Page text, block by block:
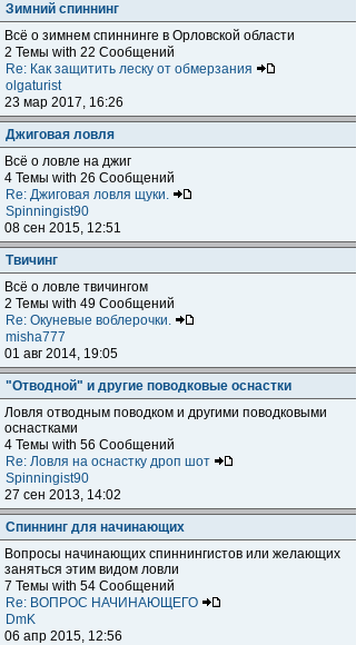
Зимний спиннинг
Всё о зимнем спиннинге в Орловской области
2 Темы with 22 Сообщений
Re: Как защитить леску от обмерзания
olgaturist
23 мар 2017, 16:26
Джиговая ловля
Всё о ловле на джиг
4 Темы with 26 Сообщений
Re: Джиговая ловля щуки.
Spinningist90
08 сен 2015, 12:51
Твичинг
Всё о ловле твичингом
2 Темы with 49 Сообщений
Re: Окуневые воблерочки.
misha777
01 авг 2014, 19:05
"Отводной" и другие поводковые оснастки
Ловля отводным поводком и другими поводковыми
оснастками
4 Темы with 56 Сообщений
Re: Ловля на оснастку дроп шот
Spinningist90
27 сен 2013, 14:02
Спиннинг для начинающих
Вопросы начинающих спиннингистов или желающих
заняться этим видом ловли
7 Темы with 54 Сообщений
Re: ВОПРОС НАЧИНАЮЩЕГО
DmK
06 апр 2015, 12:56